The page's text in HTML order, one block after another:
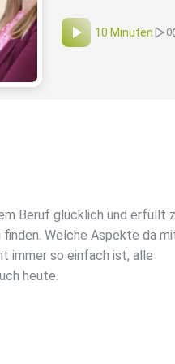
10 Minuten 0
Beruf glücklich und erfüllt
finden. Welche Aspekte da
immer so einfach ist, alle
heute.